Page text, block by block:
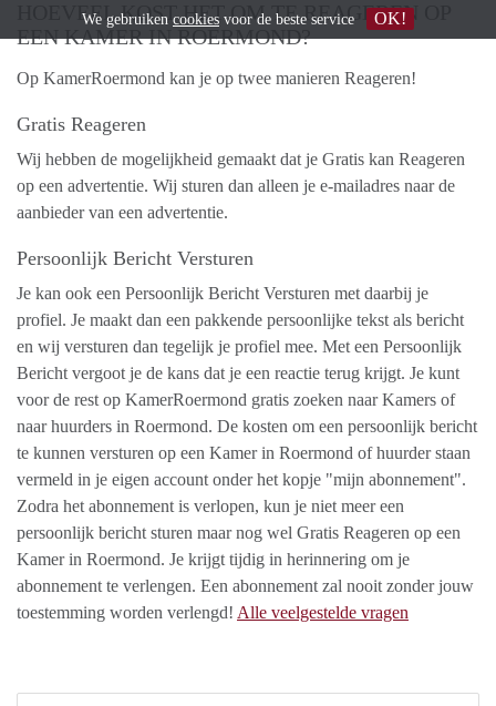
HOEVEEL KOST HET OM TE REAGEREN OP
EEN KAMER IN ROERMOND?
Op KamerRoermond kan je op twee manieren Reageren!
Gratis Reageren
Wij hebben de mogelijkheid gemaakt dat je Gratis kan Reageren
op een advertentie. Wij sturen dan alleen je e-mailadres naar de
aanbieder van een advertentie.
Persoonlijk Bericht Versturen
Je kan ook een Persoonlijk Bericht Versturen met daarbij je
profiel. Je maakt dan een pakkende persoonlijke tekst als bericht
en wij versturen dan tegelijk je profiel mee. Met een Persoonlijk
Bericht vergoot je de kans dat je een reactie terug krijgt. Je kunt
voor de rest op KamerRoermond gratis zoeken naar Kamers of
naar huurders in Roermond. De kosten om een persoonlijk bericht
te kunnen versturen op een Kamer in Roermond of huurder staan
vermeld in je eigen account onder het kopje "mijn abonnement".
Zodra het abonnement is verlopen, kun je niet meer een
persoonlijk bericht sturen maar nog wel Gratis Reageren op een
Kamer in Roermond. Je krijgt tijdig in herinnering om je
abonnement te verlengen. Een abonnement zal nooit zonder jouw
toestemming worden verlengd! Alle veelgestelde vragen
We gebruiken cookies voor de beste service OK!